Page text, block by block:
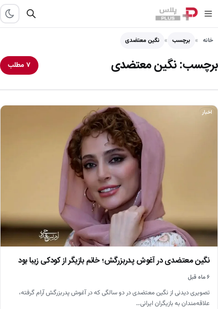
خانه برچسب نگین معتضدی
برچسب:نگین معتضدی ۷ مطلب
اخبار
نگین معتضدی در آغوش پدربزرگش؛ خانم بازیگر از کودکی زیبا بود
۶ ماه قبل
تصویری دیدنی از نگین معتضدی در دو سالگی که در آغوش پدربزرگش آرام گرفته،
علاقه‌مندان به بازیگران ایرانی…